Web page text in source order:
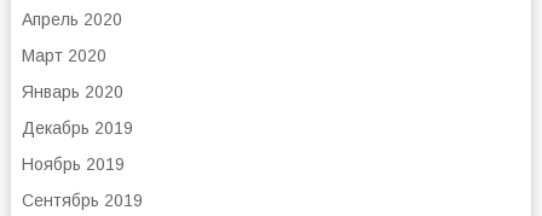
Апрель 2020
Март 2020
Январь 2020
Декабрь 2019
Ноябрь 2019
Сентябрь 2019